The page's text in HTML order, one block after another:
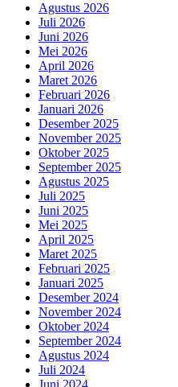
Agustus 2026
Juli 2026
Juni 2026
Mei 2026
April 2026
Maret 2026
Februari 2026
Januari 2026
Desember 2025
November 2025
Oktober 2025
September 2025
Agustus 2025
Juli 2025
Juni 2025
Mei 2025
April 2025
Maret 2025
Februari 2025
Januari 2025
Desember 2024
November 2024
Oktober 2024
September 2024
Agustus 2024
Juli 2024